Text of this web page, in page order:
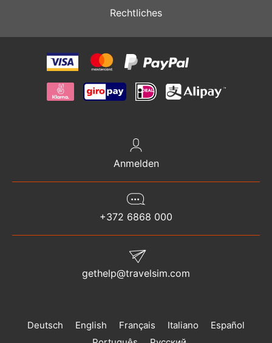
Rechtliches
Anmelden
+372 6868 000
gethelp@travelsim.com
Deutsch English Français Italiano
Español